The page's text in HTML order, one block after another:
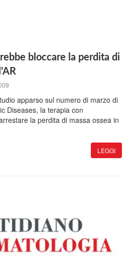
bloccare la perdita di
apparso sul numero di marzo di
Diseases, la terapia con
la perdita di massa ossea in
LEGGI